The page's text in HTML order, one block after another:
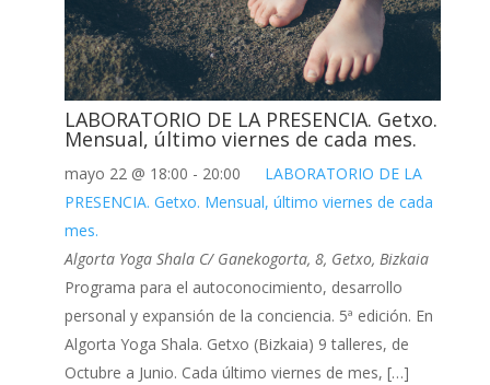
LABORATORIO DE LA PRESENCIA. Getxo.
Mensual, último viernes de cada mes.
mayo 22 @ 18:00 - 20:00
LABORATORIO DE LA
PRESENCIA. Getxo. Mensual, último viernes de cada
mes.
Algorta Yoga Shala C/ Ganekogorta, 8, Getxo, Bizkaia
Programa para el autoconocimiento, desarrollo
personal y expansión de la conciencia. 5ª edición. En
Algorta Yoga Shala. Getxo (Bizkaia) 9 talleres, de
Octubre a Junio. Cada último viernes de mes, […]